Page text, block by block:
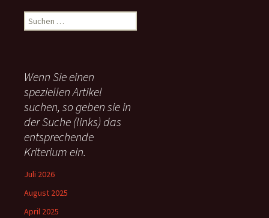
u
n
n
a
c
:
Wenn Sie einen
speziellen Artikel
suchen, so geben sie in
der Suche (links) das
entsprechende
Kriterium ein.
Juli 2026
August 2025
April 2025